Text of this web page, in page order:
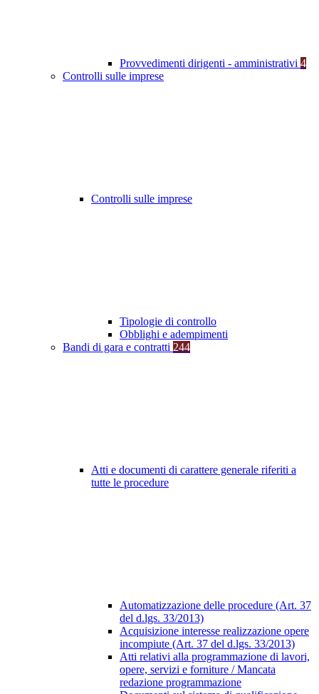
Provvedimenti dirigenti - amministrativi 4
Controlli sulle imprese
Controlli sulle imprese
Tipologie di controllo
Obblighi e adempimenti
Bandi di gara e contratti 244
Atti e documenti di carattere generale riferiti a
tutte le procedure
Automatizzazione delle procedure (Art. 37
del d.lgs. 33/2013)
Acquisizione interesse realizzazione opere
incompiute (Art. 37 del d.lgs. 33/2013)
Atti relativi alla programmazione di lavori,
opere, servizi e forniture / Mancata
redazione programmazione